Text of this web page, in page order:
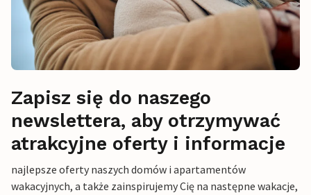
Zapisz się do naszego
newslettera, aby otrzymywać
atrakcyjne oferty i informacje
najlepsze oferty naszych domów i apartamentów
wakacyjnych, a także zainspirujemy Cię na następne wakacje,